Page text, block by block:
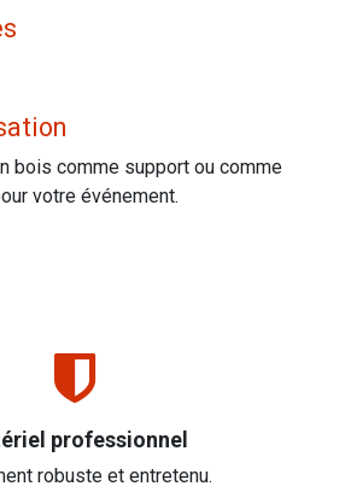
bois comme support ou comme
votre événement.
professionnel
robuste et entretenu.